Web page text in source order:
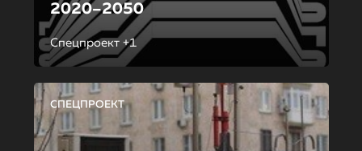
2020–2050
Спецпроект +1
СПЕЦПРОЕКТ